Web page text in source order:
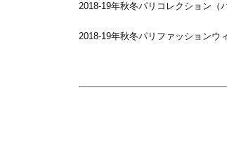
2018-19年秋冬パリコレクション（
2018-19年秋冬パリファッションウ